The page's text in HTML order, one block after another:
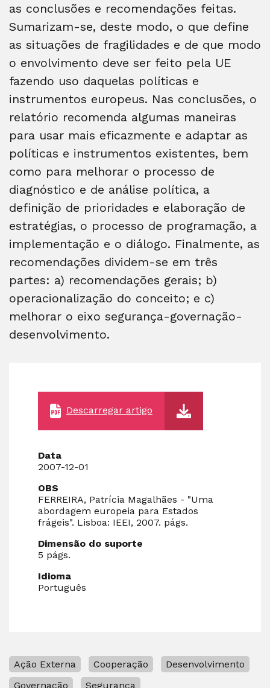
as conclusões e recomendações feitas.
Sumarizam-se, deste modo, o que define
as situações de fragilidades e de que modo
o envolvimento deve ser feito pela UE
fazendo uso daquelas políticas e
instrumentos europeus. Nas conclusões, o
relatório recomenda algumas maneiras
para usar mais eficazmente e adaptar as
políticas e instrumentos existentes, bem
como para melhorar o processo de
diagnóstico e de análise política, a
definição de prioridades e elaboração de
estratégias, o processo de programação, a
implementação e o diálogo. Finalmente, as
recomendações dividem-se em três
partes: a) recomendações gerais; b)
operacionalização do conceito; e c)
melhorar o eixo segurança-governação-
desenvolvimento.
Descarregar artigo
Data
2007-12-01
OBS
FERREIRA, Patrícia Magalhães - "Uma
abordagem europeia para Estados
frágeis". Lisboa: IEEI, 2007. págs.
Dimensão do suporte
5 págs.
Idioma
Português
Ação Externa Cooperação
Desenvolvimento
Governação
Segurança